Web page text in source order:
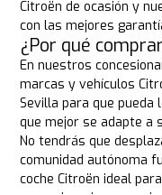
Citroën de ocasión y
con las mejores
¿Por qué
En nuestros
marcas y vehículos
Sevilla para que pueda
que mejor se adapte a
No tendrás que
comunidad autónoma
coche Citroën ideal